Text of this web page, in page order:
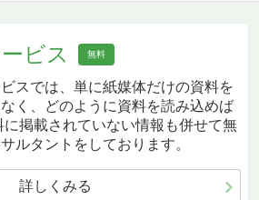
ビス 無料
ビスでは、単に紙媒体だけの資料を
く、どのように資料を読み込めば
に掲載されていない情報も併せて無
ルタントをしております。
詳しくみる